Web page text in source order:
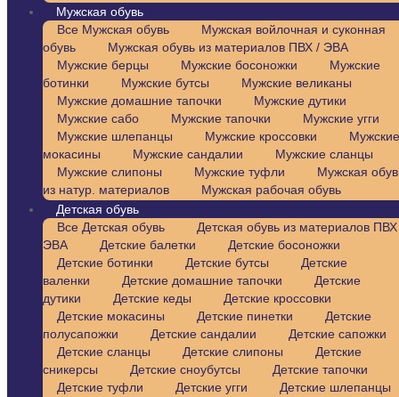
Мужская обувь
Все Мужская обувь
Мужская войлочная и суконная
обувь
Мужская обувь из материалов ПВХ / ЭВА
Мужские берцы
Мужские босоножки
Мужские
ботинки
Мужские бутсы
Мужские великаны
Мужские домашние тапочки
Мужские дутики
Мужские сабо
Мужские тапочки
Мужские угги
Мужские шлепанцы
Мужские кроссовки
Мужские
мокасины
Мужские сандалии
Мужские сланцы
Мужские слипоны
Мужские туфли
Мужская
из натур. материалов
Мужская рабочая обувь
Детская обувь
Все Детская обувь
Детская обувь из материалов
ЭВА
Детские балетки
Детские босоножки
Детские ботинки
Детские бутсы
Детские
валенки
Детские домашние тапочки
Детские
дутики
Детские кеды
Детские кроссовки
Детские мокасины
Детские пинетки
Детские
полусапожки
Детские сандалии
Детские сапожки
Детские сланцы
Детские слипоны
Детские
сникерсы
Детские сноубутсы
Детские тапочки
Детские туфли
Детские угги
Детские шлепанцы